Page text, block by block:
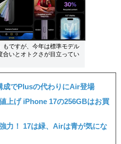
もですが、今年は標準モデル
合いとオトクさが目立ってい
成でPlusの代わりにAir登場
上げ iPhone 17の256GBはお買
力！ 17は緑、Airは青が気にな